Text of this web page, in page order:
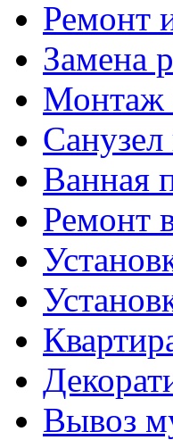
Ремонт
Замена
Монтаж
Ванная
Ремонт
Вывоз